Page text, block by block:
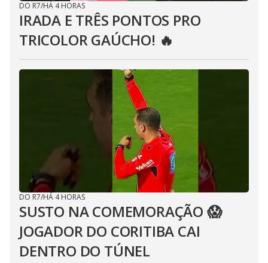
DO R7/HÁ 4 HORAS
IRADA E TRÊS PONTOS PRO
TRICOLOR GAÚCHO! 🔥
DO R7/HÁ 4 HORAS
SUSTO NA COMEMORAÇÃO 😱
JOGADOR DO CORITIBA CAI
DENTRO DO TÚNEL